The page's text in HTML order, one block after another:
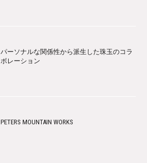
パーソナルな関係性から派生した珠玉のコラ
ボレーション
PETERS MOUNTAIN WORKS